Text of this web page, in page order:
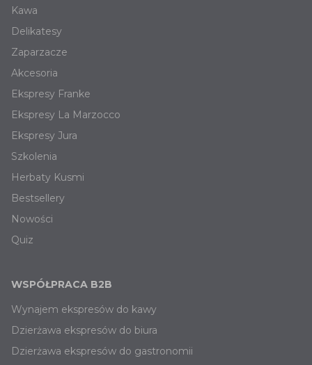
Kawa
Delikatesy
Zaparzacze
Akcesoria
Ekspresy Franke
Ekspresy La Marzocco
Ekspresy Jura
Szkolenia
Herbaty Kusmi
Bestsellery
Nowości
Quiz
WSPÓŁPRACA B2B
Wynajem ekspresów do kawy
Dzierżawa ekspresów do biura
Dzierżawa ekspresów do gastronomii